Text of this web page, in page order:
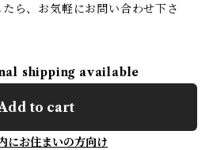
ら、お気軽にお問い合わせ下さ
shipping available
to cart
にお住まいの方向け